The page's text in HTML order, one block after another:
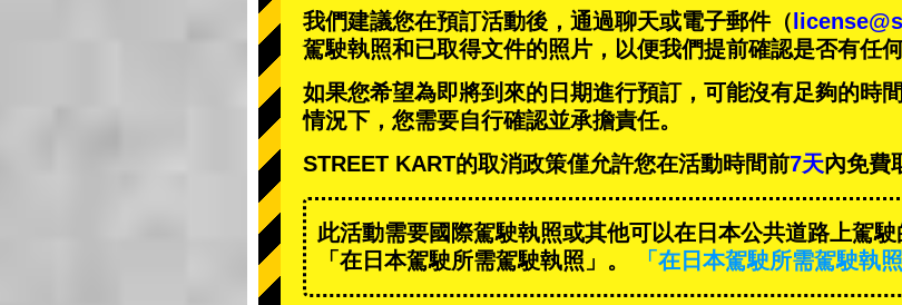
我們建議您在預訂活動後，通過聊天或電子郵件（
駕駛執照和已取得文件的照片，以便我們提前確認是否有任何
如果您希望為即將到來的日期進行預訂，可能沒有足夠的時
情況下，您需要自行確認並承擔責任。
STREET KART的取消政策僅允許您在活動時間前7天內免費
此活動需要國際駕駛執照或其他可以在日本公共道路上駕
「在日本駕駛所需駕駛執照」。
「在日本駕駛所需駕駛執照